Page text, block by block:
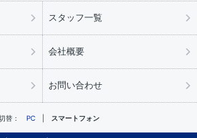
スタッフ一覧
会社概要
お問い合わせ
替： PC スマートフォン